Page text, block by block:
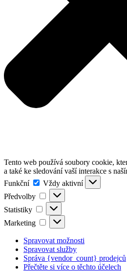
Tento web používá soubory cookie,
a také ke sledování vaší interakce s
Funkční
Funkční
Vždy aktivní
Předvolby
Předvolby
Statistiky Statistiky
Marketing Marketing
Spravovat možnosti
Spravovat služby
Správa {vendor_count} prodejců
Přečtěte si více o těchto účelech